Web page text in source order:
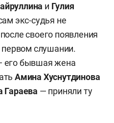
и Гулия
экс-судья не
своего появления
первом слушании.
его бывшая жена
Амина Хуснутдинова
Гараева — приняли ту